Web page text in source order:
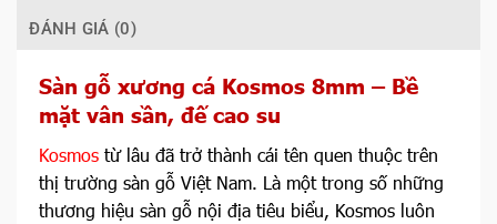
ĐÁNH GIÁ (0)
Sàn gỗ xương cá Kosmos 8mm – Bề
mặt vân sần, đế cao su
Kosmos từ lâu đã trở thành cái tên quen thuộc trên
thị trường sàn gỗ Việt Nam. Là một trong số những
thương hiệu sàn gỗ nội địa tiêu biểu, Kosmos luôn